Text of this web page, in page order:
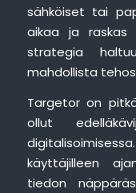
sähköiset tai
aikaa ja
strategia
mahdollista
Targetor on
ollut
käyttäjilleen
tiedon